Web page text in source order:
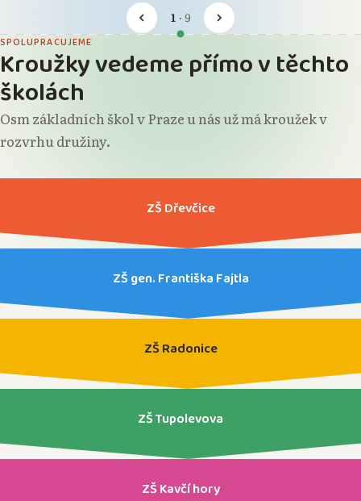
1 · 9
SPOLUPRACUJEME
Kroužky vedeme přímo v těchto
školách
Osm základních škol v Praze u nás už má kroužek v
rozvrhu družiny.
ZŠ Dřevčice
ZŠ gen. Františka Fajtla
ZŠ Radonice
ZŠ Tupolevova
ZŠ Kavčí hory